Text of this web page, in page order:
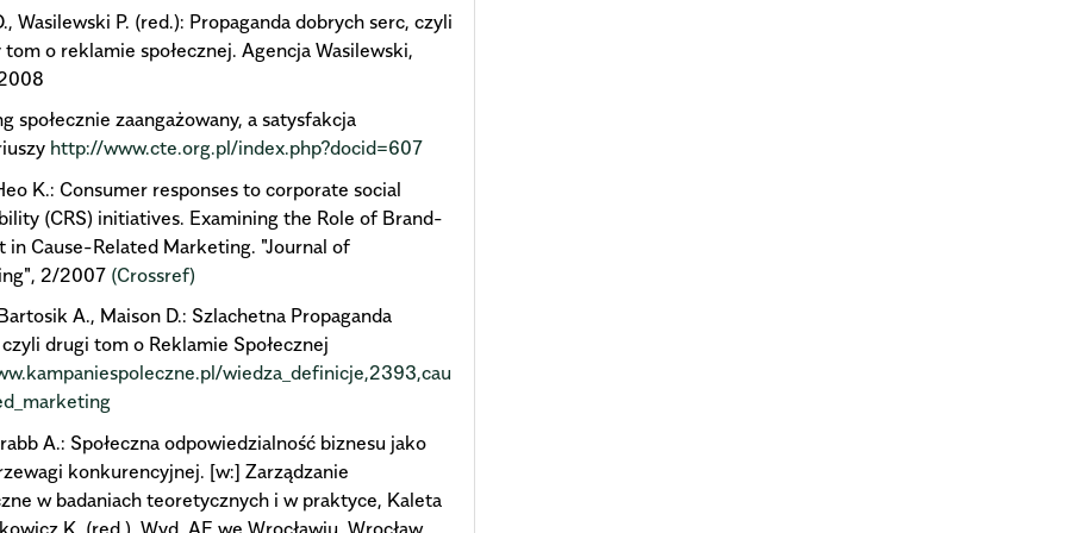
Wasilewski P. (red.): Propaganda dobrych serc, czyli
o reklamie społecznej. Agencja Wasilewski,
społecznie zaangażowany, a satysfakcja
http://www.cte.org.pl/index.php?docid=607
K.: Consumer responses to corporate social
(CRS) initiatives. Examining the Role of Brand-
in Cause-Related Marketing. "Journal of
2/2007 (Crossref)
A., Maison D.: Szlachetna Propaganda
drugi tom o Reklamie Społecznej
wiedza_definicje,2393,cau
A.: Społeczna odpowiedzialność biznesu jako
konkurencyjnej. [w:] Zarządzanie
w badaniach teoretycznych i w praktyce, Kaleta
K. (red.), Wyd. AE we Wrocławiu, Wrocław